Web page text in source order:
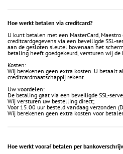
Hoe werkt betalen via creditcard?
U kunt betalen met een MasterCard,
creditcardgegevens via een beveiligde SSL-
aan de gesloten sleutel bovenaan het
betaling heeft goedgekeurd, versturen wij de
Kosten:
Wij berekenen geen extra kosten. U betaalt
creditcardmaatschappij rekent.
Uw voordelen:
De betaling gaat via een beveiligde SSL-
Wij versturen uw bestelling direct;
Voor 15.00 uur besteld vandaag verzonden
Wij berekenen geen extra kosten voor
Hoe werkt vooraf betalen per